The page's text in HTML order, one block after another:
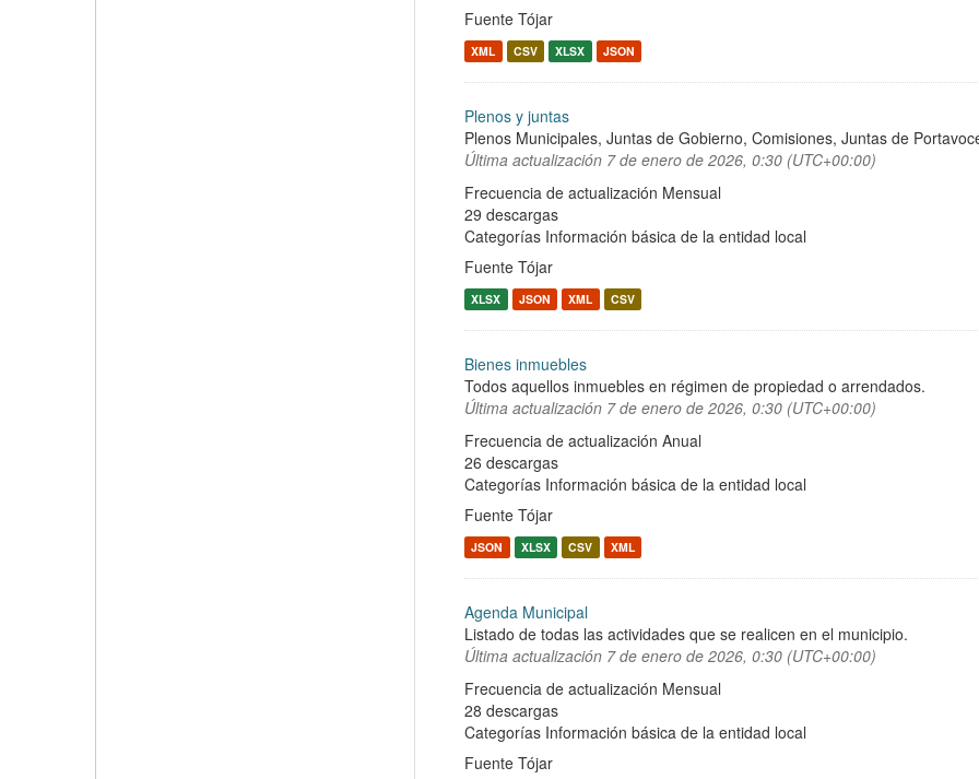
Fuente Tójar
XML CSV XLSX JSON
Plenos y juntas
Plenos Municipales, Juntas de Gobierno, Comisiones, Juntas de
Última actualización 7 de enero de 2026, 0:30 (UTC+00:00)
Frecuencia de actualización Mensual
29 descargas
Categorías Información básica de la entidad local
Fuente Tójar
XLSX JSON XML CSV
Bienes inmuebles
Todos aquellos inmuebles en régimen de propiedad o arrendados.
Última actualización 7 de enero de 2026, 0:30 (UTC+00:00)
Frecuencia de actualización Anual
26 descargas
Categorías Información básica de la entidad local
Fuente Tójar
JSON XLSX CSV XML
Agenda Municipal
Listado de todas las actividades que se realicen en el municipio.
Última actualización 7 de enero de 2026, 0:30 (UTC+00:00)
Frecuencia de actualización Mensual
28 descargas
Categorías Información básica de la entidad local
Fuente Tójar